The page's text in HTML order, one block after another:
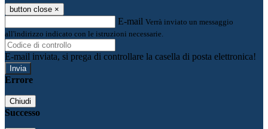
button close ×
E-mail Verrà inviato un messaggio
all'indirizzo indicato con le istruzioni necessarie.
E-mail inviata, si prega di controllare la casella di posta elettronica!
Errore
Chiudi
Successo